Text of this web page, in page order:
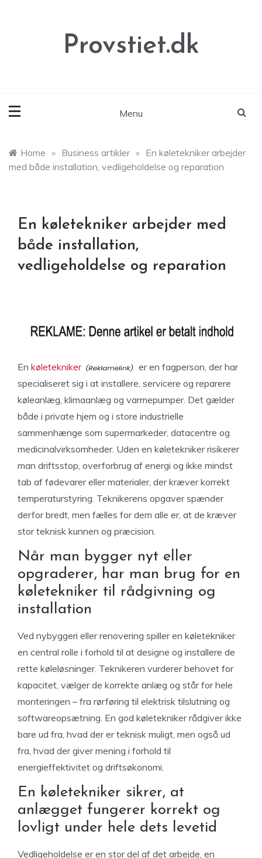
Provstiet.dk
Menu
Home » Business artikler » En køletekniker arbejder
med både installation, vedligeholdelse og reparation
En køletekniker arbejder med
både installation,
vedligeholdelse og reparation
En køletekniker
er en fagperson, der har
specialiseret sig i at installere, servicere og reparere
køleanlæg, klimaanlæg og varmepumper. Det gælder
både i private hjem og i store industrielle
sammenhænge som supermarkeder, datacentre og
medicinalvirksomheder. Uden en køletekniker risikerer
man driftsstop, overforbrug af energi og ikke mindst
tab af fødevarer eller materialer, der kræver korrekt
temperaturstyring. Teknikerens opgaver spænder
derfor bredt, men fælles for dem alle er, at de kræver
stor teknisk kunnen og præcision.
Når man bygger nyt eller
opgraderer, har man brug for en
køletekniker til rådgivning og
installation
Ved nybyggeri eller renovering spiller en køletekniker
en central rolle i forhold til at designe og installere de
rette køleløsninger. Teknikeren vurderer behovet for
kapacitet, vælger de korrekte anlæg og står for hele
monteringen – fra rørføring til elektrisk tilslutning og
softwareopsætning. En god køletekniker rådgiver ikke
bare ud fra, hvad der er teknisk muligt, men også ud
fra, hvad der giver mening i forhold til
energieffektivitet og driftsøkonomi.
En køletekniker sikrer, at
anlægget fungerer korrekt og
lovligt under hele dets levetid
Vedligeholdelse er en stor del af det arbejde, en